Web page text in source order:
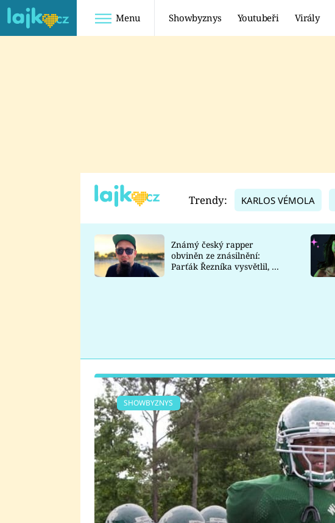
Menu Showbyznys Youtubeři Virály
TADEÁŠ KUBĚNKA
DATEL
Trendy: KARLOS VÉMOLA
Známý český rapper
obviněn ze znásilnění:
Parťák Řezníka vysvětlil, co
SHOWBYZNYS